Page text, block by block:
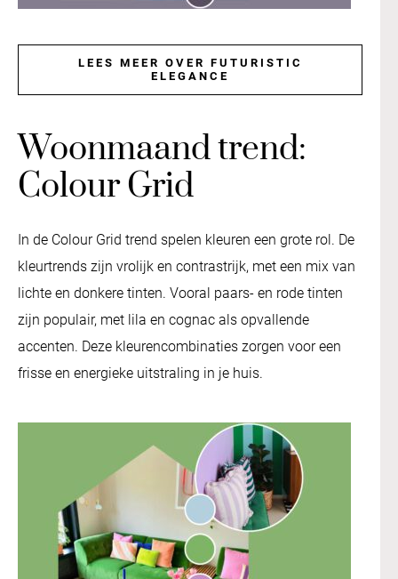
LEES MEER OVER FUTURISTIC
ELEGANCE
Woonmaand trend:
Colour Grid
In de Colour Grid trend spelen kleuren een grote rol. De
kleurtrends zijn vrolijk en contrastrijk, met een mix van
lichte en donkere tinten. Vooral paars- en rode tinten
zijn populair, met lila en cognac als opvallende
accenten. Deze kleurencombinaties zorgen voor een
frisse en energieke uitstraling in je huis.